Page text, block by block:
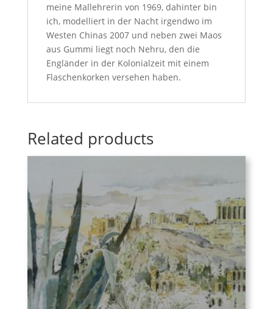
meine Mallehrerin von 1969, dahinter bin
ich, modelliert in der Nacht irgendwo im
Westen Chinas 2007 und neben zwei Maos
aus Gummi liegt noch Nehru, den die
Engländer in der Kolonialzeit mit einem
Flaschenkorken versehen haben.
Related products